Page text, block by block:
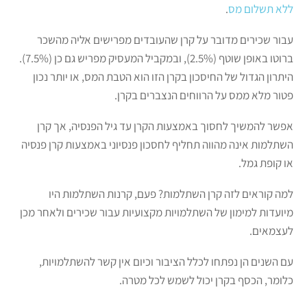
ללא תשלום מס.
עבור שכירים מדובר על קרן שהעובדים מפרישים אליה מהשכר
ברוטו באופן שוטף (2.5%), ובמקביל המעסיק מפריש גם כן (7.5%).
היתרון הגדול של החיסכון בקרן הזו הוא הטבת המס, או יותר נכון
פטור מלא ממס על הרווחים הנצברים בקרן.
אפשר להמשיך לחסוך באמצעות הקרן עד גיל הפנסיה, אך קרן
השתלמות אינה מהווה תחליף לחסכון פנסיוני באמצעות קרן פנסיה
או קופת גמל.
למה קוראים לזה קרן השתלמות? פעם, קרנות השתלמות היו
מיועדות למימון של השתלמויות מקצועיות עבור שכירים ולאחר מכן
לעצמאים.
עם השנים הן נפתחו לכלל הציבור וכיום אין קשר להשתלמויות,
כלומר, הכסף בקרן יכול לשמש לכל מטרה.